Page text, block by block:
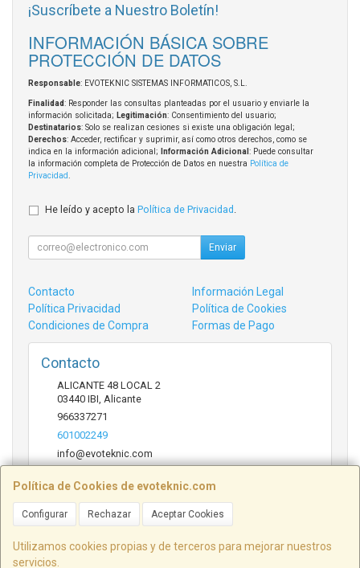
Política de Cookies de evoteknic.com
Configurar Rechazar Aceptar Cookies
Utilizamos cookies propias y de terceros para mejorar nuestros
servicios.
¡Suscríbete a Nuestro Boletín!
INFORMACIÓN BÁSICA SOBRE
PROTECCIÓN DE DATOS
Responsable: EVOTEKNIC SISTEMAS INFORMATICOS, S.L.
Finalidad: Responder las consultas planteadas por el usuario y enviarle la
información solicitada; Legitimación: Consentimiento del usuario;
Destinatarios: Solo se realizan cesiones si existe una obligación legal;
Derechos: Acceder, rectificar y suprimir, así como otros derechos, como se
indica en la información adicional;
Información Adicional : Puede consultar
la información completa de Protección de Datos en nuestra Política de
Privacidad
He leído y acepto la Política de Privacidad
Enviar
Contacto
Información Legal
Política Privacidad
Política de Cookies
Condiciones de Compra
Formas de Pago
Contacto
ALICANTE 48 LOCAL 2
03440 IBI Alicante
966337271
601002249
info@evoteknic.com
Horario